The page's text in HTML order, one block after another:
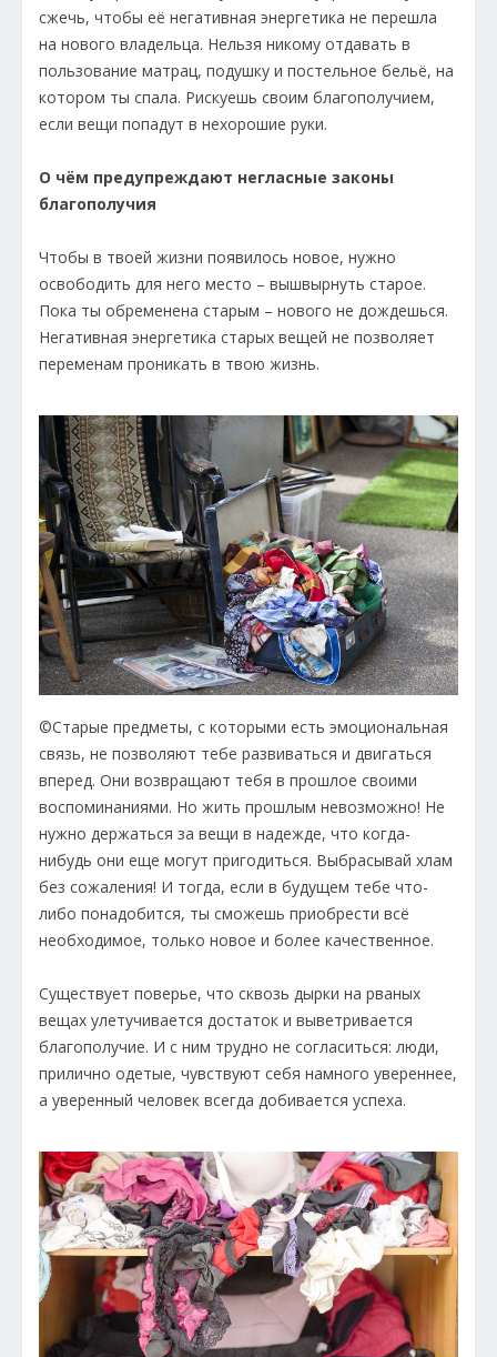
сжечь, чтобы её негативная энергетика не перешла
на нового владельца. Нельзя никому отдавать в
пользование матрац, подушку и постельное бельё, на
котором ты спала. Рискуешь своим благополучием,
если вещи попадут в нехорошие руки.
О чём предупреждают негласные законы
благополучия
Чтобы в твоей жизни появилось новое, нужно
освободить для него место – вышвырнуть старое.
Пока ты обременена старым – нового не дождешься.
Негативная энергетика старых вещей не позволяет
переменам проникать в твою жизнь.
©Старые предметы, с которыми есть эмоциональная
связь, не позволяют тебе развиваться и двигаться
вперед. Они возвращают тебя в прошлое своими
воспоминаниями. Но жить прошлым невозможно! Не
нужно держаться за вещи в надежде, что когда-
нибудь они еще могут пригодиться. Выбрасывай хлам
без сожаления! И тогда, если в будущем тебе что-
либо понадобится, ты сможешь приобрести всё
необходимое, только новое и более качественное.
Существует поверье, что сквозь дырки на рваных
вещах улетучивается достаток и выветривается
благополучие. И с ним трудно не согласиться: люди,
прилично одетые, чувствуют себя намного увереннее,
а уверенный человек всегда добивается успеха.